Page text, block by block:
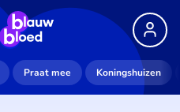
Praat mee Koningshuizen